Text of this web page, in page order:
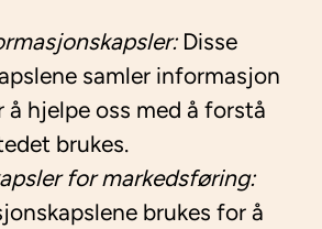
Disse
samler informasjon
å hjelpe oss med å forstå
brukes.
for markedsføring:
brukes for å